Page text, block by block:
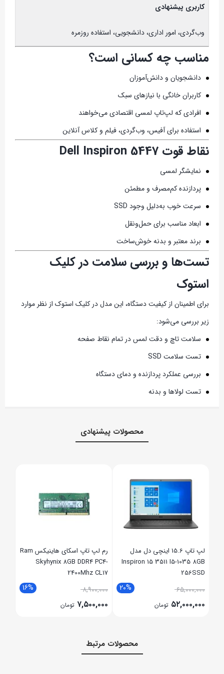
کاربری پیشنهادی
وب‌گردی، امور اداری، دانشجویی، استفاده روزمره
مناسب چه کسانی است؟
دانشجویان و دانش‌آموزان
کاربران خانگی با نیازهای سبک
افرادی که لپ‌تاپ لمسی اقتصادی می‌خواهند
استفاده برای آفیس، وب‌گردی، فیلم و کلاس آنلاین
نقاط قوت Dell Inspiron 5447
نمایشگر لمسی
پردازنده کم‌مصرف و مطمئن
سرعت خوب به‌دلیل وجود SSD
ابعاد مناسب برای حمل‌ونقل
برند معتبر و بدنه خوش‌ساخت
تست‌ها و بررسی سلامت در کلیک
استوک
برای اطمینان از کیفیت دستگاه، این مدل در کلیک استوک از نظر موارد
زیر بررسی می‌شود:
سلامت تاچ و دقت لمس در تمام نقاط صفحه
تست سلامت SSD
بررسی عملکرد پردازنده و دمای دستگاه
تست لولاها و بدنه
محصولات پیشنهادی
لپ تاپ 15.6 اینچی دل مدل
Inspiron 15 3511 I5-1035 8GB
256SSD
20% ۶۵,۰۰۰,۰۰۰
۵۲,۰۰۰,۰۰۰ تومان
رم لپ تاپ اسکای هاینیکس Ram
Skyhynix 8GB DDR4 PC4-
2400Mhz CL17
16% ۸,۹۰۰,۰۰۰
۷,۵۰۰,۰۰۰ تومان
محصولات مرتبط